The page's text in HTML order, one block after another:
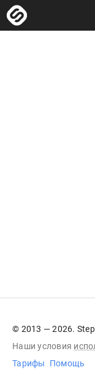
© 2013 — 2026.
Наши условия
Тарифы
Помощь